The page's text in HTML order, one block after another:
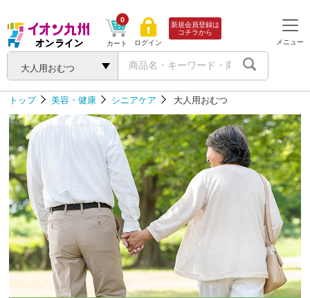
大人用おむつ
カート
0
ログイン
新規会員登録は
コチラから
メニュー
トップ 美容・健康 シニアケア 大人用おむつ